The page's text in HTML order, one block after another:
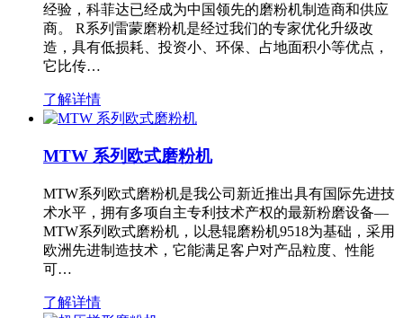
经验，科菲达已经成为中国领先的磨粉机制造商和供应
商。 R系列雷蒙磨粉机是经过我们的专家优化升级改
造，具有低损耗、投资小、环保、占地面积小等优点，
它比传…
了解详情
MTW 系列欧式磨粉机
MTW系列欧式磨粉机是我公司新近推出具有国际先进技
术水平，拥有多项自主专利技术产权的最新粉磨设备—
MTW系列欧式磨粉机，以悬辊磨粉机9518为基础，采用
欧洲先进制造技术，它能满足客户对产品粒度、性能
可…
了解详情